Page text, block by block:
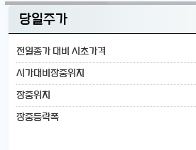
당일주가
전일종가 대비 시초가격
시가대비장중위치
장중위치
장중등락폭